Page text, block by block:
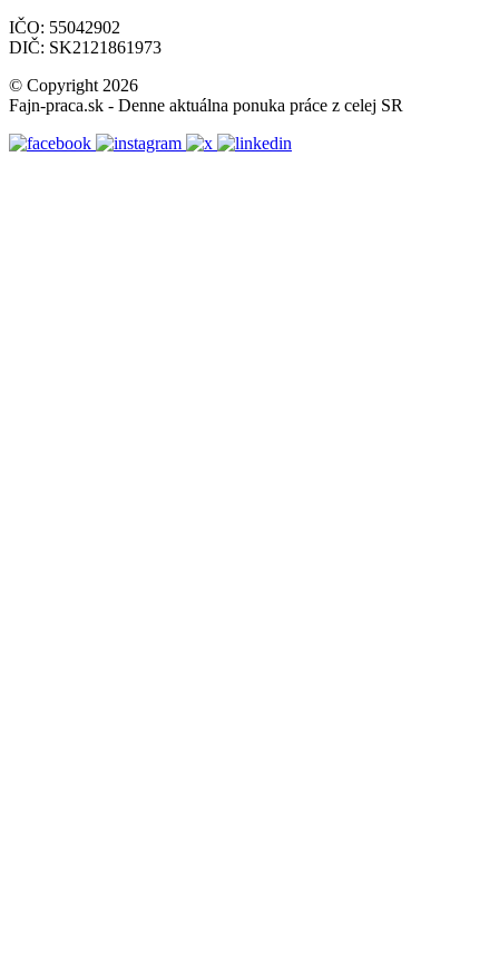
IČO: 55042902
DIČ: SK2121861973
© Copyright 2026
Fajn-praca.sk - Denne aktuálna ponuka práce z celej SR